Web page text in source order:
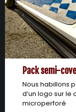
Pack semi-
Nous habillons
d’un logo sur le
microperforé